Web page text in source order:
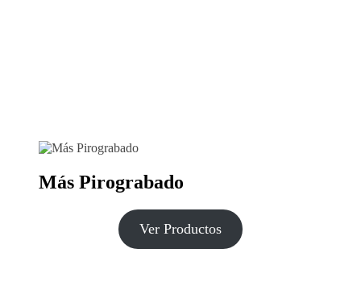
Más Pirograbado
Ver Productos